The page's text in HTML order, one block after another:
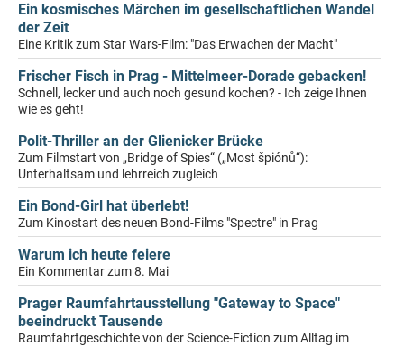
Ein kosmisches Märchen im gesellschaftlichen Wandel
der Zeit
Eine Kritik zum Star Wars-Film: "Das Erwachen der Macht"
Frischer Fisch in Prag - Mittelmeer-Dorade gebacken!
Schnell, lecker und auch noch gesund kochen? - Ich zeige Ihnen
wie es geht!
Polit-Thriller an der Glienicker Brücke
Zum Filmstart von „Bridge of Spies“ („Most špiónů“):
Unterhaltsam und lehrreich zugleich
Ein Bond-Girl hat überlebt!
Zum Kinostart des neuen Bond-Films "Spectre" in Prag
Warum ich heute feiere
Ein Kommentar zum 8. Mai
Prager Raumfahrtausstellung "Gateway to Space"
beeindruckt Tausende
Raumfahrtgeschichte von der Science-Fiction zum Alltag im